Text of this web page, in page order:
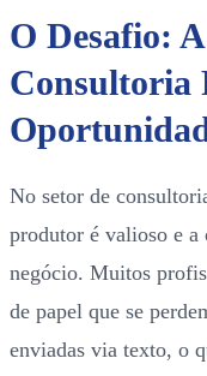
O Desafio:
Consultoria
No setor de
produtor é valioso e a
negócio. Muitos
de papel que se
enviadas via texto, o